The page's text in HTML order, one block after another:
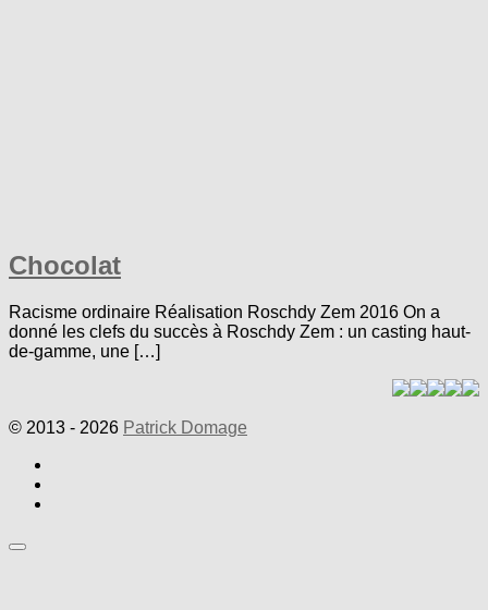
Chocolat
Racisme ordinaire Réalisation Roschdy Zem 2016 On a
donné les clefs du succès à Roschdy Zem : un casting haut-
de-gamme, une […]
© 2013 - 2026 Patrick Domage